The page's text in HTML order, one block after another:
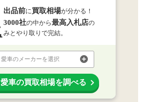
出品前に 買取相場が分かる！
3000社の中から最高入札店の
みとやり取りで完結。
愛車のメーカーを選択
愛車の買取相場を調べる